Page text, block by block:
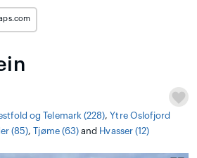
og Telemark (228),Ytre Oslofjord
(85),Tjøme (63) and Hvasser (12)